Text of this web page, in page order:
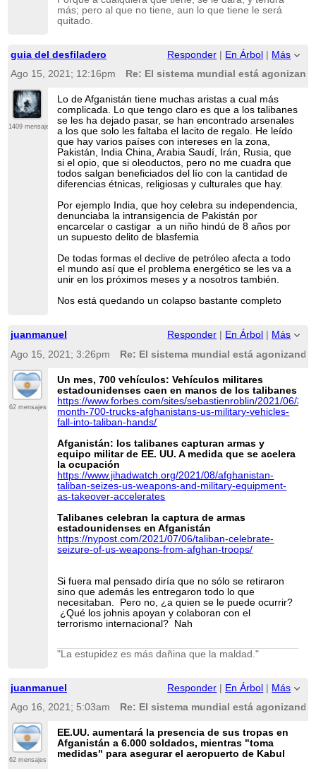
más; pero al que no tiene, aun lo que tiene le será
quitado.
guia del desfiladero Responder | En Árbol | Más
Ago 15, 2021; 12:16pm
Re: El sistema mundial está
1409 mensajes
Lo de Afganistán tiene muchas aristas a cual más
complicada. Lo que tengo claro es que a los talibanes
se les ha dejado pasar, se han encontrado arsenales
a los que solo les faltaba el lacito de regalo. He leído
que hay varios países con intereses en la zona,
Pakistán, India China, Arabia Saudí, Irán, Rusia, que
si el opio, que si oleoductos, pero no me cuadra que
todos salgan beneficiados del lío con la cantidad de
diferencias étnicas, religiosas y culturales que hay.
Por ejemplo India, que hoy celebra su independencia,
denunciaba la intransigencia de Pakistán por
encarcelar o castigar a un niño hindú de 8 años por
un supuesto delito de blasfemia
De todas formas el declive de petróleo afecta a todo
el mundo así que el problema energético se les va a
unir en los próximos meses y a nosotros también.
Nos está quedando un colapso bastante completo
juanmanuel Responder En Árbol
Más
Ago 15, 2021; 3:26pm
Re: El sistema mundial está
62 mensajes
Un mes, 700 vehículos: Vehículos militares
estadounidenses caen en manos de los talibanes
https://www.forbes.com/sites/sebastienroblin/2021/06/30/
month-700-trucks-afghanistans-us-military-vehicles-
fall-into-taliban-hands/
Afganistán: los talibanes capturan armas y
equipo militar de EE. UU. A medida que se acelera
la ocupación
https://www.jihadwatch.org/2021/08/afghanistan-
taliban-seizes-us-weapons-and-military-equipment-
as-takeover-accelerates
Talibanes celebran la captura de armas
estadounidenses en Afganistán
https://nypost.com/2021/07/06/taliban-celebrate-
seizure-of-us-weapons-from-afghan-troops/
Si fuera mal pensado diría que no sólo se retiraron
sino que además les entregaron todo lo que
necesitaban. Pero no, ¿a quien se le puede ocurrir?
¿Qué los johnis apoyan y colaboran con el
terrorismo internacional? Nah
"La estupidez es más dañina que la maldad."
juanmanuel Responder En Árbol
Más
Ago 16, 2021; 5:03am
Re: El sistema mundial está
62 mensajes
EE.UU. aumentará la presencia de sus tropas en
Afganistán a 6.000 soldados, mientras "toma
medidas" para asegurar el aeropuerto de Kabul